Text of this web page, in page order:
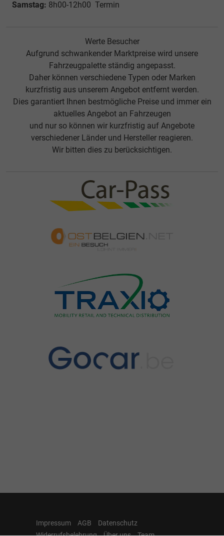
Samstag: 8h00-12h00 Termin
Werte Besucher
Aufgrund schwankender Marktpreise wird unsere
Fahrzeugpalette ständig angepasst.
Daher können verschiedene Typen oder Marken
kurzfristig aus unserem Angebot entfernt werden.
Dies garantiert Ihnen bestmögliche Preise und immer ein
aktuelles Angebot an Fahrzeugen
und nur so können wir kurzfristig auf Angebote
verschiedener Länder und Hersteller reagieren.
Wir bitten dies zu berücksichtigen.
Impressum AGB
Datenschutz